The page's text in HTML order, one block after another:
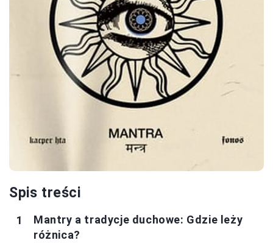
Spis treści
Mantry a tradycje duchowe: Gdzie leży
różnica?